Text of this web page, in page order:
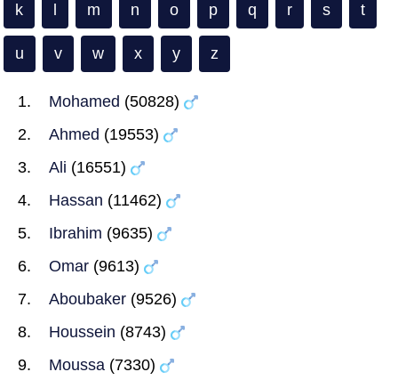
k m n o p q r s t
u v w x y z
Mohamed (50828)
Ahmed (19553)
Ali (16551)
Hassan (11462)
Ibrahim (9635)
Omar (9613)
Aboubaker (9526)
Houssein (8743)
Moussa (7330)